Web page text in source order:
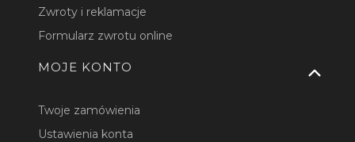
Zwroty i reklamacje
Formularz zwrotu online
MOJE KONTO
Twoje zamówienia
Ustawienia konta